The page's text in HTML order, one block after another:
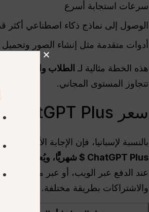
سرعات استجابة أسرع
الوصول إلى نماذج ذكاء اصطناعي أكثر
أدوات متقدمة مثل إنشاء الصور وتحميل
هذه الخطة مثالية لـ الطلاب والمهنيون
تتجاوز المستوى المجاني.
سعر ChatGPT Plus في إسبانيا (يورو)
بالنسبة لإسبانيا، فإن الإجابة الأوضح هي:
ChatGPT Plus $ شهريًّا، ويُعتبر المجموع المحلي الموجه إلى إسبانيا عادةً حوالي 23 يورو شهريًّا.
والاشتراكات بطريقة مختلفة.